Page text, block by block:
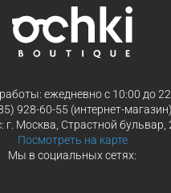
ежедневно с 10:00 до
928-60-55 (интернет-магазин)
г. Москва, Страстной бульвар,
Посмотреть на карте
Мы в социальных сетях: